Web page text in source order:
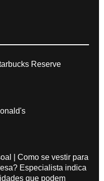
Reserve
| Como se vestir para
Especialista indica
que podem